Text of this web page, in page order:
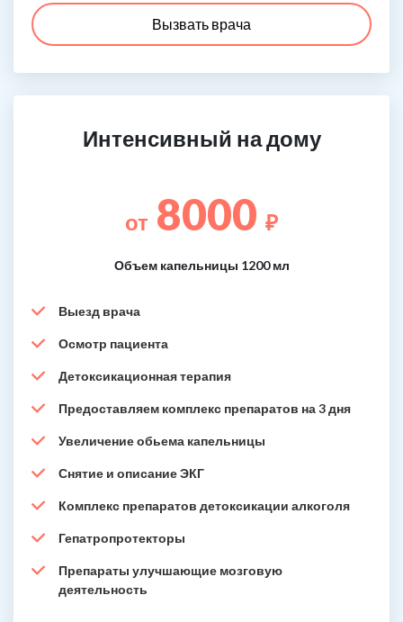
Вызвать врача
Интенсивный на дому
от 8000 ₽
Объем капельницы 1200 мл
Выезд врача
Осмотр пациента
Детоксикационная терапия
Предоставляем комплекс препаратов на 3 дня
Увеличение обьема капельницы
Снятие и описание ЭКГ
Комплекс препаратов детоксикации алкоголя
Гепатропротекторы
Препараты улучшающие мозговую
деятельность